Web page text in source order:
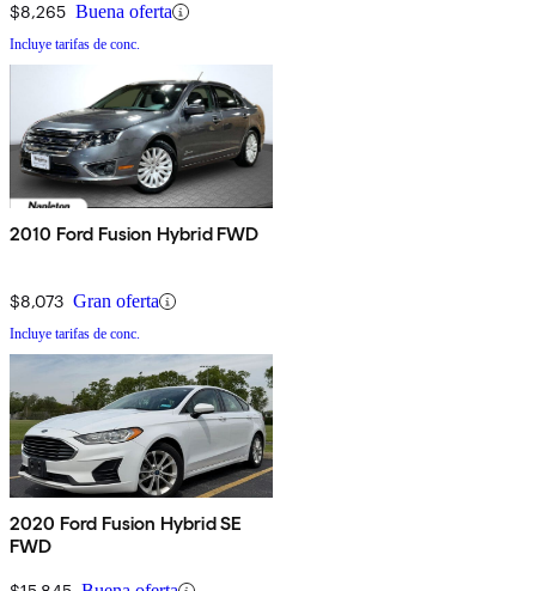
$8,265 Buena oferta
Incluye tarifas de conc.
2010 Ford Fusion Hybrid FWD
$8,073 Gran oferta
Incluye tarifas de conc.
2020 Ford Fusion Hybrid SE
FWD